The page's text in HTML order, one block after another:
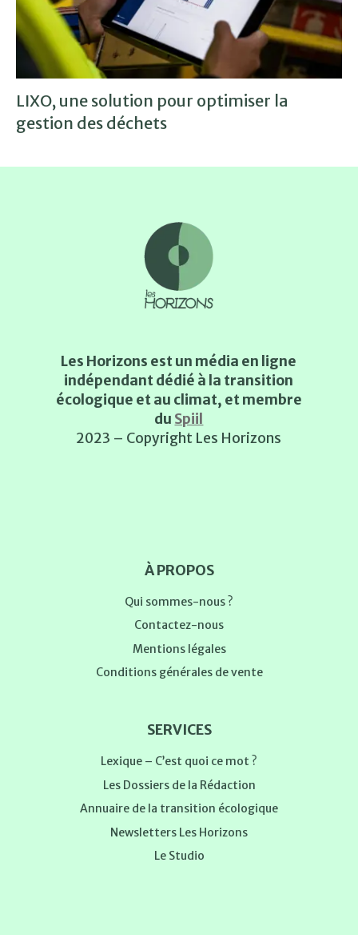
LIXO, une solution pour optimiser la
gestion des déchets
Les Horizons est un média en ligne
indépendant dédié à la transition
écologique et au climat, et membre
du Spiil
2023 – Copyright Les Horizons
À PROPOS
Qui sommes-nous ?
Contactez-nous
Mentions légales
Conditions générales de vente
SERVICES
Lexique – C’est quoi ce mot ?
Les Dossiers de la Rédaction
Annuaire de la transition écologique
Newsletters Les Horizons
Le Studio